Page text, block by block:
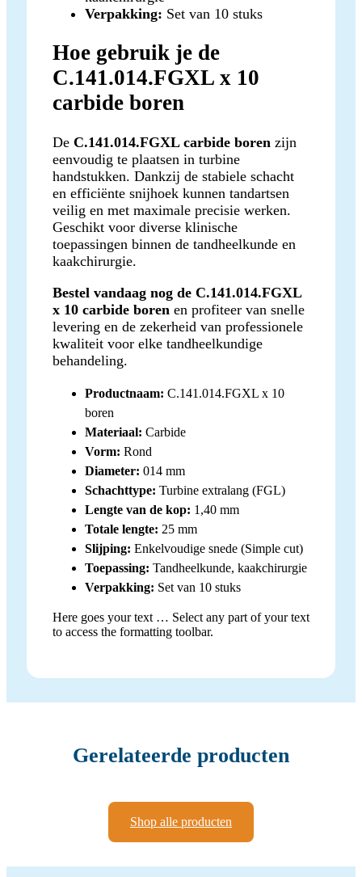
Verpakking: Set van 10 stuks
Hoe gebruik je de
C.141.014.FGXL x 10
carbide boren
De C.141.014.FGXL carbide boren zijn
eenvoudig te plaatsen in turbine
handstukken. Dankzij de stabiele schacht
en efficiënte snijhoek kunnen tandartsen
veilig en met maximale precisie werken.
Geschikt voor diverse klinische
toepassingen binnen de tandheelkunde en
kaakchirurgie.
Bestel vandaag nog de C.141.014.FGXL
x 10 carbide boren en profiteer van snelle
levering en de zekerheid van professionele
kwaliteit voor elke tandheelkundige
behandeling.
Productnaam: C.141.014.FGXL x 10
boren
Materiaal: Carbide
Vorm: Rond
Diameter: 014 mm
Schachttype: Turbine extralang (FGL)
Lengte van de kop: 1,40 mm
Totale lengte: 25 mm
Slijping: Enkelvoudige snede (Simple cut)
Toepassing: Tandheelkunde, kaakchirurgie
Verpakking: Set van 10 stuks
Here goes your text … Select any part of your text
to access the formatting toolbar.
Gerelateerde producten
Shop alle producten